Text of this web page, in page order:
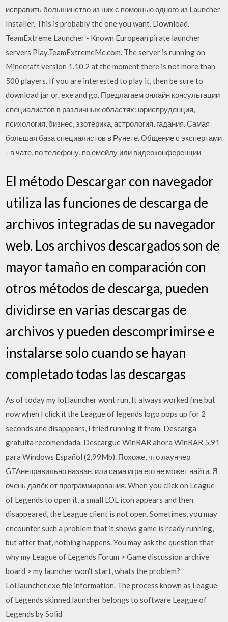
исправить большинство из них с помощью одного из Launcher
Installer. This is probably the one you want. Download.
TeamExtreme Launcher - Known European pirate launcher
servers Play.TeamExtremeMc.com. The server is running on
Minecraft version 1.10.2 at the moment there is not more than
500 players. If you are interested to play it, then be sure to
download jar or. exe and go. Предлагаем онлайн консультации
специалистов в различных областях: юриспруденция,
психология, бизнес, эзотерика, астрология, гадания. Самая
большая база специалистов в Рунете. Общение с экспертами
- в чате, по телефону, по емейлу или видеоконференции
El método Descargar con navegador
utiliza las funciones de descarga de
archivos integradas de su navegador
web. Los archivos descargados son de
mayor tamaño en comparación con
otros métodos de descarga, pueden
dividirse en varias descargas de
archivos y pueden descomprimirse e
instalarse solo cuando se hayan
completado todas las descargas
As of today my lol.launcher wont run, It always worked fine but
now when I click it the League of legends logo pops up for 2
seconds and disappears, I tried running it from. Descarga
gratuita recomendada. Descargue WinRAR ahora WinRAR 5.91
para Windows Español (2,99Mb). Похоже, что лаунчер
GTAнеправильно назван, или сама игра его не может найти. Я
очень далёк от программирования. When you click on League
of Legends to open it, a small LOL icon appears and then
disappeared, the League client is not open. Sometimes, you may
encounter such a problem that it shows game is ready running,
but after that, nothing happens. You may ask the question that
why my League of Legends Forum > Game discussion archive
board > my launcher won't start, whats the problem?
Lol.launcher.exe file information. The process known as League
of Legends skinned.launcher belongs to software League of
Legends by Solid